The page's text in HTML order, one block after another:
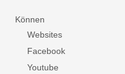
Können
Websites
Facebook
Youtube